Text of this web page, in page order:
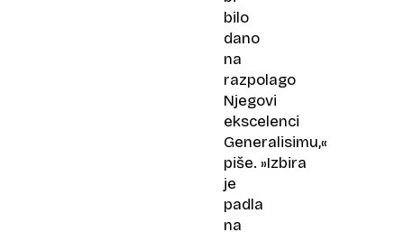
bilo
dano
na
razpolago
Njegovi
ekscelenci
Generalisimu,«
piše. »Izbira
je
padla
na